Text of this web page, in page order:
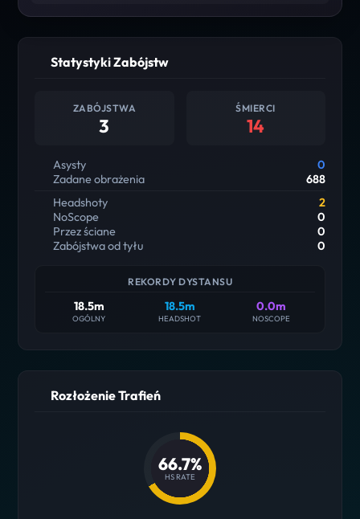
Statystyki Zabójstw
ZABÓJSTWA
3
ŚMIERCI
14
Asysty
0
Zadane obrażenia
688
Headshoty
2
NoScope
0
Przez ściane
0
Zabójstwa od tyłu
0
REKORDY DYSTANSU
18.5m
OGÓLNY
18.5m
HEADSHOT
0.0m
NOSCOPE
Rozłożenie Trafień
66.7%
HS RATE